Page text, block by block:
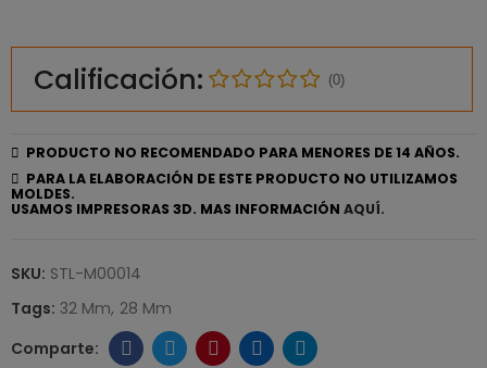
Calificación: (0)
PRODUCTO NO RECOMENDADO PARA MENORES DE 14 AÑOS.
PARA LA ELABORACIÓN DE ESTE PRODUCTO NO UTILIZAMOS
MOLDES.
USAMOS IMPRESORAS 3D. MAS INFORMACIÓN AQUÍ.
SKU: STL-M00014
Tags: 32 Mm 28 Mm